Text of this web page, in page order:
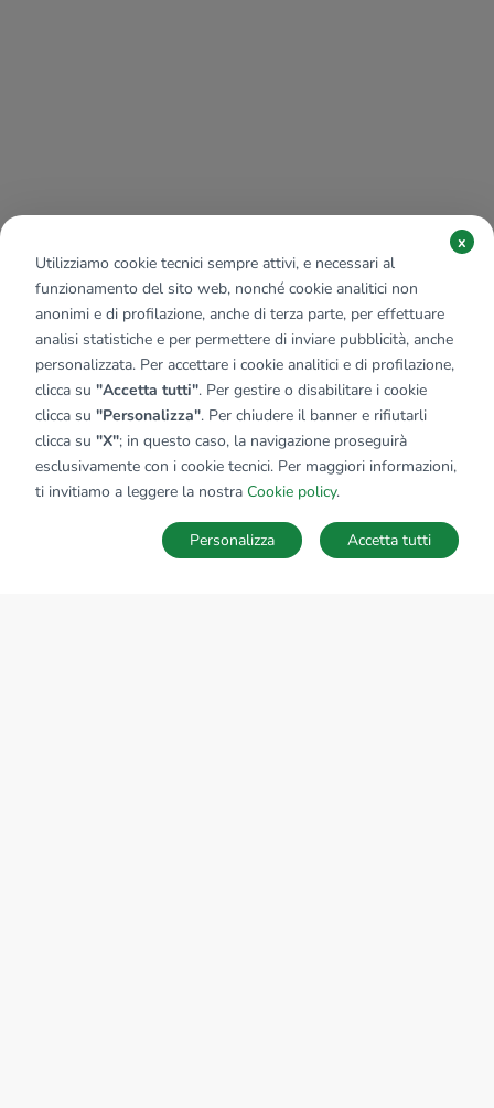
SALVA RICERCA
Utilizziamo cookie tecnici sempre attivi, e necessari al
funzionamento del sito web, nonché cookie analitici non
anonimi e di profilazione, anche di terza parte, per effettuare
analisi statistiche e per permettere di inviare pubblicità, anche
personalizzata. Per accettare i cookie analitici e di profilazione,
clicca su "Accetta tutti". Per gestire o disabilitare i cookie
clicca su "Personalizza". Per chiudere il banner e rifiutarli
clicca su "X"; in questo caso, la navigazione proseguirà
esclusivamente con i cookie tecnici. Per maggiori informazioni,
ti invitiamo a leggere la nostra Cookie policy.
x
Accetta tutti
Personalizza